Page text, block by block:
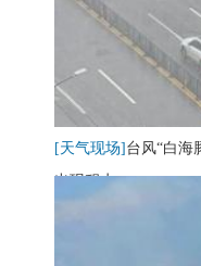
[天气现场] 台风“白海
出现积水